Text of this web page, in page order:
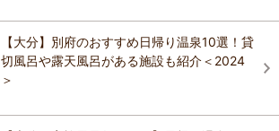
【大分】別府のおすすめ日帰り温泉10選！貸
切風呂や露天風呂がある施設も紹介＜2024
＞